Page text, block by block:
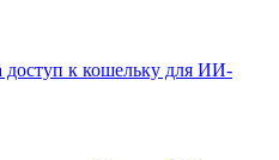
к кошельку для ИИ-